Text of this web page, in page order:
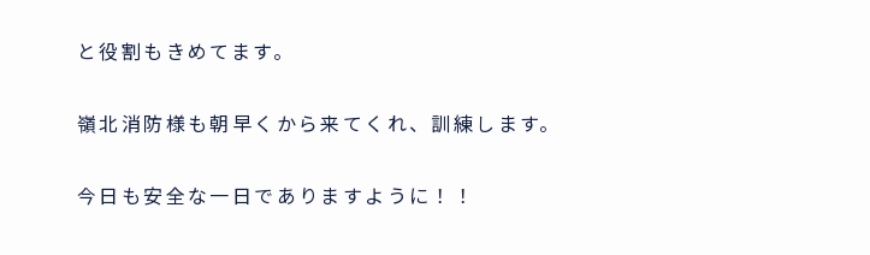
と役割もきめてます。
嶺北消防様も朝早くから来てくれ、訓練します。
今日も安全な一日でありますように！！